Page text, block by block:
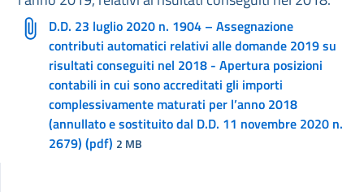
D.D. 23 luglio 2020 n. 1904 – Assegnazione
contributi automatici relativi alle domande 2019 su
risultati conseguiti nel 2018 - Apertura posizioni
contabili in cui sono accreditati gli importi
complessivamente maturati per l’anno 2018
(annullato e sostituito dal D.D. 11 novembre 2020 n.
2679) (pdf) 2 MB